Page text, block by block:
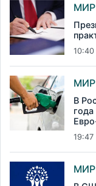
МИР
10:40
МИР
В
МИР